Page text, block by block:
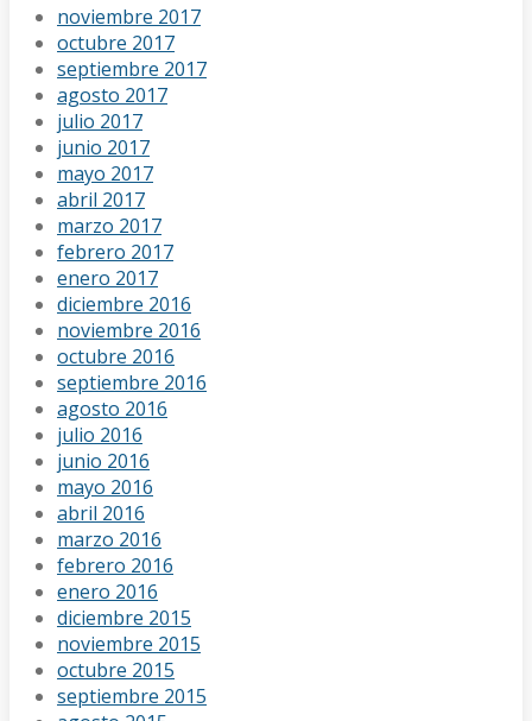
noviembre 2017
octubre 2017
septiembre 2017
agosto 2017
julio 2017
junio 2017
mayo 2017
abril 2017
marzo 2017
febrero 2017
enero 2017
diciembre 2016
noviembre 2016
octubre 2016
septiembre 2016
agosto 2016
julio 2016
junio 2016
mayo 2016
abril 2016
marzo 2016
febrero 2016
enero 2016
diciembre 2015
noviembre 2015
octubre 2015
septiembre 2015